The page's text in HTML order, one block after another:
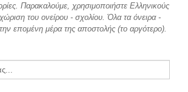
Παρακαλούμε, χρησιμοποιήστε Ελληνικούς
του ονείρου - σχολίου. Όλα τα όνειρα -
επομένη μέρα της αποστολής (το αργότερο).